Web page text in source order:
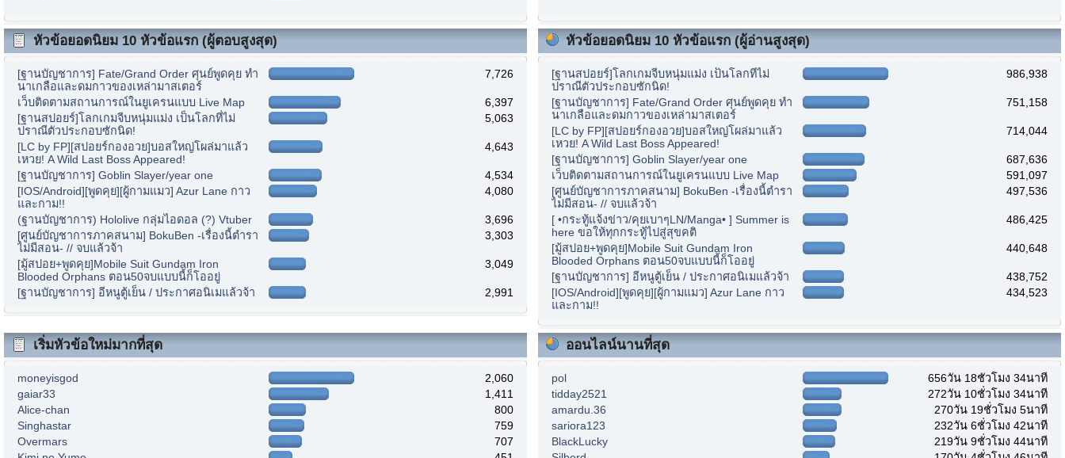
หัวข้อยอดนิยม 10 หัวข้อแรก (ผู้ตอบสูงสุด)
[ฐานบัญชาการ] Fate/Grand Order ศุนย์พูดคุย ทำ
นาเกลือและดมกาวของเหล่ามาสเตอร์
7,726
เว็บติดตามสถานการณ์ในยูเครนแบบ Live Map
6,397
[ฐานสปอยร์]โลกเกมจีบหนุ่มแม่ง เป็นโลกที่ไม่
ปราณีตัวประกอบซักนิด!
5,063
[LC by FP][สปอยร์กองอวย]บอสใหญ่โผล่มาแล้ว
เหวย! A Wild Last Boss Appeared!
4,643
[ฐานบัญชาการ] Goblin Slayer/year one
4,534
[IOS/Android][พูดคุย][ผู้กามแมว] Azur Lane กาว
และกาม!!
4,080
(ฐานบัญชาการ) Hololive กลุ่มไอดอล (?) Vtuber
3,696
[ศูนย์บัญชาการภาคสนาม] BokuBen -เรื่องนี้ตำรา
ไม่มีสอน- // จบแล้วจ้า
3,303
[มู้สปอย+พูดคุย]Mobile Suit Gundam Iron
Blooded Orphans ตอน50จบแบบนี้ก็โออยู่
3,049
[ฐานบัญชาการ] อีหนูตู้เย็น / ประกาศอนิเมแล้วจ้า 2,991
หัวข้อยอดนิยม 10 หัวข้อแรก (ผู้อ่านสูงสุด)
[ฐานสปอยร์]โลกเกมจีบหนุ่มแม่ง เป็นโลกที่ไม่
ปราณีตัวประกอบซักนิด!
986,938
[ฐานบัญชาการ] Fate/Grand Order ศุนย์พูดคุย ทำ
นาเกลือและดมกาวของเหล่ามาสเตอร์
751,158
[LC by FP][สปอยร์กองอวย]บอสใหญ่โผล่มาแล้ว
เหวย! A Wild Last Boss Appeared!
714,044
[ฐานบัญชาการ] Goblin Slayer/year one
687,636
เว็บติดตามสถานการณ์ในยูเครนแบบ Live Map
591,097
[ศูนย์บัญชาการภาคสนาม] BokuBen -เรื่องนี้ตำรา
ไม่มีสอน- // จบแล้วจ้า
497,536
[ •กระทู้แจ้งข่าว/คุยเบาๆLN/Manga• ] Summer is
here ขอให้ทุกกระทู้ไปสู่สุขคติ
486,425
[มู้สปอย+พูดคุย]Mobile Suit Gundam Iron
Blooded Orphans ตอน50จบแบบนี้ก็โออยู่
440,648
[ฐานบัญชาการ] อีหนูตู้เย็น / ประกาศอนิเมแล้วจ้า
438,752
[IOS/Android][พูดคุย][ผู้กามแมว] Azur Lane กาว
และกาม!!
434,523
เริ่มหัวข้อใหม่มากที่สุด
moneyisgod
2,060
gaiar33
1,411
Alice-chan
800
Singhastar
759
Overmars
707
ออนไลน์นานที่สุด
pol
656วัน 18ชั่วโมง 34นาที
tidday2521
272วัน 10ชั่วโมง 34นาที
amardu.36
270วัน 19ชั่วโมง 5นาที
sariora123
232วัน 6ชั่วโมง 42นาที
BlackLucky
219วัน 9ชั่วโมง 44นาที